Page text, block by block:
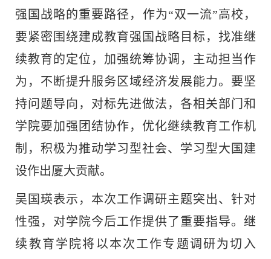
强国战略的重要路径，作为“双一流”高校，
要紧密围绕建成教育强国战略目标，找准继
续教育的定位，加强统筹协调，主动担当作
为，不断提升服务区域经济发展能力。要坚
持问题导向，对标先进做法，各相关部门和
学院要加强团结协作，优化继续教育工作机
制，积极为推动学习型社会、学习型大国建
设作出厦大贡献。
吴国瑛表示，本次工作调研主题突出、针对
性强，对学院今后工作提供了重要指导。继
续教育学院将以本次工作专题调研为切入